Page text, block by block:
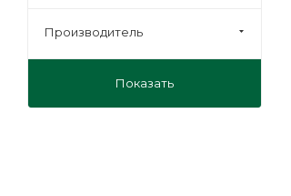
Производитель
Показать